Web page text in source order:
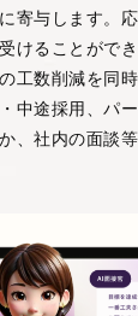
寄与します。
けることがで
工数削減を同
中途採用、パ
、社内の面談